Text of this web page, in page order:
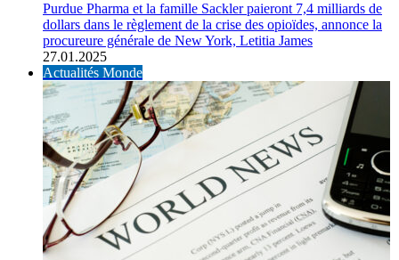
Purdue Pharma et la famille Sackler paieront 7,4 milliards de
dollars dans le règlement de la crise des opioïdes, annonce la
procureure générale de New York, Letitia James
27.01.2025
Actualités Monde